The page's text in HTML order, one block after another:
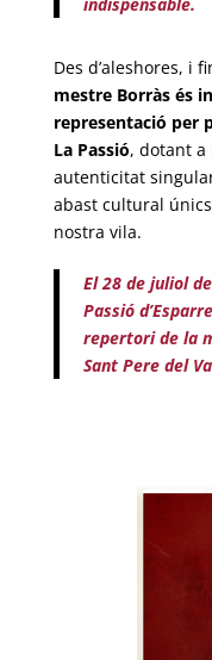
Des d’aleshores, i
mestre Borràs és
representació per
La Passió, dotant a
autenticitat
abast cultural
nostra vila.
El 28 de juliol
Passió
repertori de la
Sant Pere del